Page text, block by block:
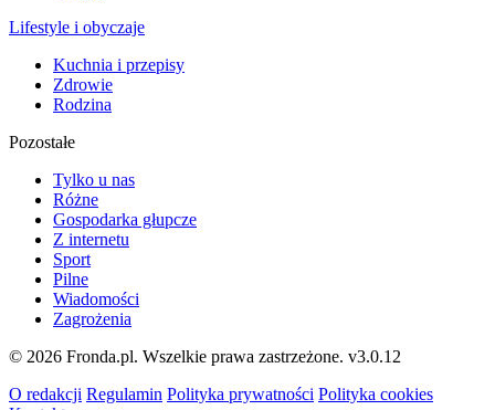
Lifestyle i obyczaje
Kuchnia i przepisy
Zdrowie
Rodzina
Pozostałe
Tylko u nas
Różne
Gospodarka głupcze
Z internetu
Sport
Pilne
Wiadomości
Zagrożenia
© 2026 Fronda.pl. Wszelkie prawa zastrzeżone. v3.0.12
O redakcji Regulamin Polityka prywatności Polityka cookies